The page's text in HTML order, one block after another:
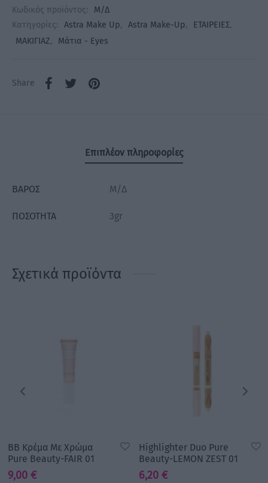
Κωδικός προϊόντος:
Μ/Δ
Κατηγορίες:
Astra Make Up, Astra Make-Up, ΕΤΑΙΡΕΙΕΣ,
ΜΑΚΙΓΙΑΖ, Μάτια - Eyes
Share
Επιπλέον πληροφορίες
ΒΆΡΟΣ Μ/Δ
ΠΟΣΌΤΗΤΑ 3gr
Σχετικά προϊόντα
BB Κρέμα Με Χρώμα
Pure Beauty-FAIR 01
9,00 €
Highlighter Duo Pure
Beauty-LEMON ZEST 01
6,20 €